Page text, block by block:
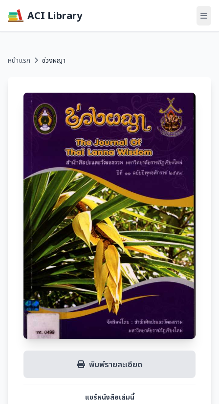
ACI Library
หน้าแรก ข่วงผญา
พิมพ์รายละเอียด
แชร์หนังสือเล่มนี้